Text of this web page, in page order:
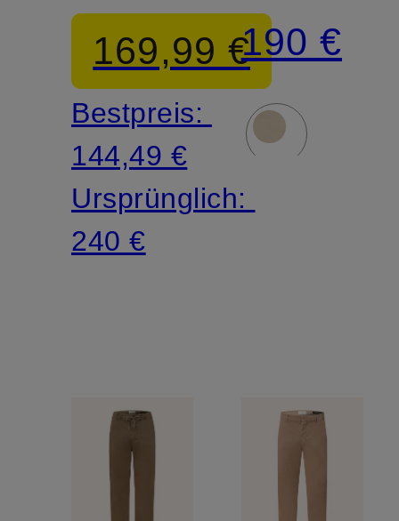
Straight
Fit169,99 €
Bestpreis:
144,49 €
Ursprünglich:
240 €
TRUE
Regular
Fit
190 €